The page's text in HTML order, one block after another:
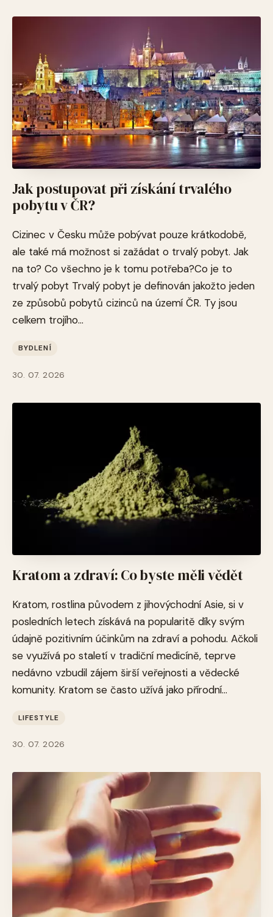
Jak postupovat při získání trvalého
pobytu v ČR?
Cizinec v Česku může pobývat pouze krátkodobě,
ale také má možnost si zažádat o trvalý pobyt. Jak
na to? Co všechno je k tomu potřeba?Co je to
trvalý pobyt Trvalý pobyt je definován jakožto jeden
ze způsobů pobytů cizinců na území ČR. Ty jsou
celkem trojího...
BYDLENÍ
30. 07. 2026
Kratom a zdraví: Co byste měli vědět
Kratom, rostlina původem z jihovýchodní Asie, si v
posledních letech získává na popularitě díky svým
údajně pozitivním účinkům na zdraví a pohodu. Ačkoli
se využívá po staletí v tradiční medicíně, teprve
nedávno vzbudil zájem širší veřejnosti a vědecké
komunity. Kratom se často užívá jako přírodní...
LIFESTYLE
30. 07. 2026